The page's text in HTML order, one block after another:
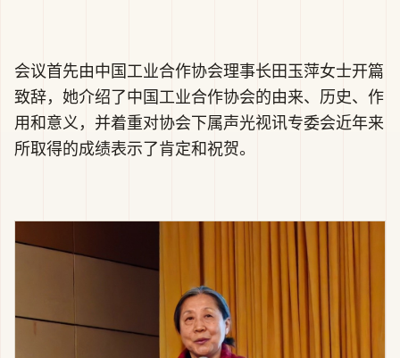
会议首先由中国工业合作协会理事长田玉萍女士开篇
致辞，她介绍了中国工业合作协会的由来、历史、作
用和意义，并着重对协会下属声光视讯专委会近年来
所取得的成绩表示了肯定和祝贺。